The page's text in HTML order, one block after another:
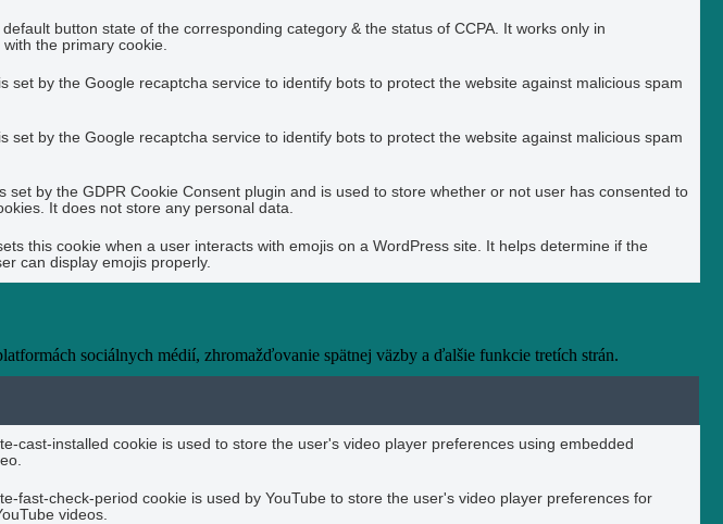
default button state of the corresponding category & the status of CCPA. It works only in
the primary cookie.
set by the Google recaptcha service to identify bots to protect the website against malicious spam
set by the Google recaptcha service to identify bots to protect the website against malicious spam
set by the GDPR Cookie Consent plugin and is used to store whether or not user has consented to
It does not store any personal data.
this cookie when a user interacts with emojis on a WordPress site. It helps determine if the
can display emojis properly.
sociálnych médií, zhromažďovanie spätnej väzby a ďalšie funkcie tretích strán.
cast-installed cookie is used to store the user's video player preferences using embedded
fast-check-period cookie is used by YouTube to store the user's video player preferences for
videos.